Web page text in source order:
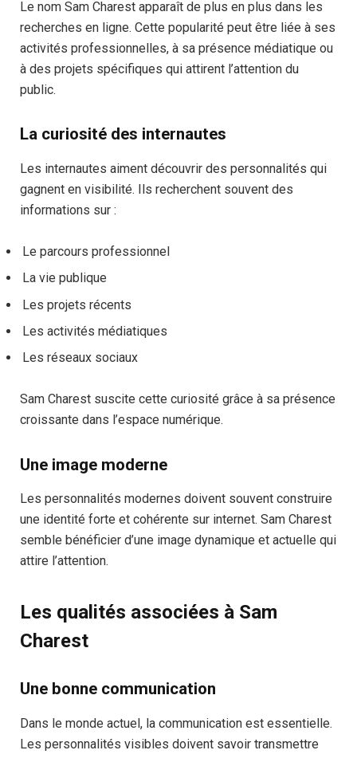
Le nom Sam Charest apparaît de plus en plus dans les
recherches en ligne. Cette popularité peut être liée à ses
activités professionnelles, à sa présence médiatique ou
à des projets spécifiques qui attirent l’attention du
public.
La curiosité des internautes
Les internautes aiment découvrir des personnalités qui
gagnent en visibilité. Ils recherchent souvent des
informations sur :
Le parcours professionnel
La vie publique
Les projets récents
Les activités médiatiques
Les réseaux sociaux
Sam Charest suscite cette curiosité grâce à sa présence
croissante dans l’espace numérique.
Une image moderne
Les personnalités modernes doivent souvent construire
une identité forte et cohérente sur internet. Sam Charest
semble bénéficier d’une image dynamique et actuelle qui
attire l’attention.
Les qualités associées à Sam
Charest
Une bonne communication
Dans le monde actuel, la communication est essentielle.
Les personnalités visibles doivent savoir transmettre